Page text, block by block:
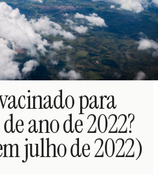
ESTAR VACINADO PARA VIAJAR NO FIM
DE 2022? (ATUALIZADO EM JULHO DE
para
ano de 2022?
julho de 2022)